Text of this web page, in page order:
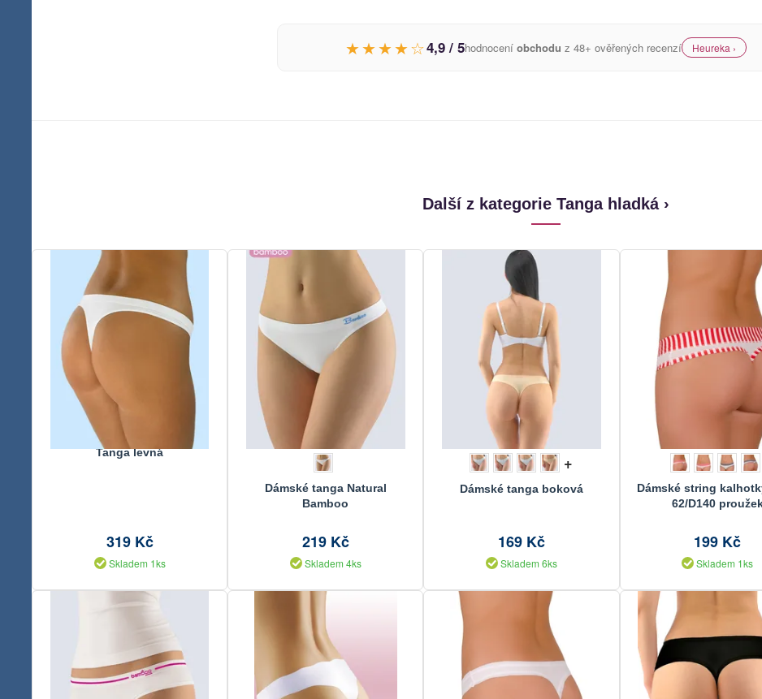
★★★★☆4,9 / 5hodnocení obchodu z 48+ ověřených recenzí Heureka ›
Další z kategorie Tanga hladká ›
Tanga levná
319 Kč
Skladem 1ks
Dámské tanga Natural
Bamboo
219 Kč
Skladem 4ks
+
Dámské tanga boková
169 Kč
Skladem 6ks
Dámské string
62/D140
199 Kč
Skladem 1ks